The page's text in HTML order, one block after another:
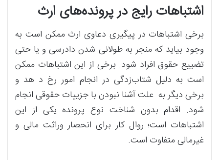
اشتباهات رایج در پرونده‌های ارث
برخی اشتباهات در پیگیری دعاوی ارث ممکن است به
وجود بیاید که منجر به طولانی شدن دادرسی و یا حتی
تضییع حقوق افراد شود. برخی از این اشتباهات ممکن
است به دلیل شتاب‌زدگی در انجام امور رخ د هد و
برخی دیگر به علت آشنا نبودن با جزییات حقوقی انجام
شود. اقدام بدون شناخت نوع پرونده یکی از این
اشتباهات است؛ روال کار برای انحصار وراثت مالی و
غیرمالی متفاوت است.